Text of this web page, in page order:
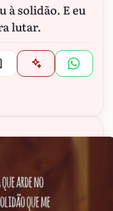
à solidão. E eu
lutar.